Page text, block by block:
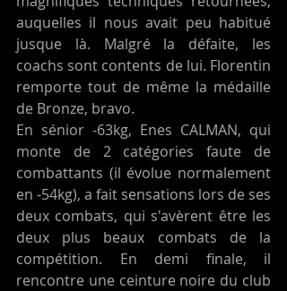
auquelles il nous avait peu habitué
jusque là. Malgré la défaite, les
coachs sont contents de lui. Florentin
remporte tout de même la médaille
de Bronze, bravo.
En sénior -63kg, Enes CALMAN, qui
monte de 2 catégories faute de
combattants (il évolue normalement
en -54kg), a fait sensations lors de ses
deux combats, qui s'avèrent être les
deux plus beaux combats de la
compétition. En demi finale, il
rencontre une ceinture noire du club